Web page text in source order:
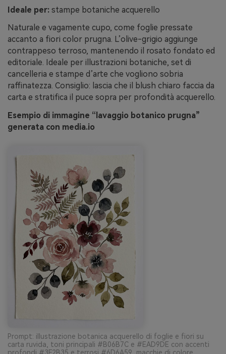
Ideale per: stampe botaniche acquerello
Naturale e vagamente cupo, come foglie pressate
accanto a fiori color prugna. L’olive-grigio aggiunge
contrappeso terroso, mantenendo il rosato fondato ed
editoriale. Ideale per illustrazioni botaniche, set di
cancelleria e stampe d’arte che vogliono sobria
raffinatezza. Consiglio: lascia che il blush chiaro faccia da
carta e stratifica il puce sopra per profondità acquerello.
Esempio di immagine “lavaggio botanico prugna”
generata con media.io
Prompt: illustrazione botanica acquerello di foglie e fiori su
carta ruvida, toni principali #B06B7C e #EAD9DE con accenti